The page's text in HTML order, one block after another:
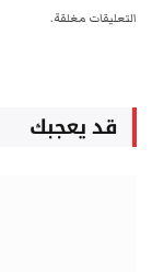
التعليقات مغلقة.
قد يعجبك